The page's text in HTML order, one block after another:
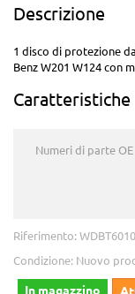
Descrizione
1 disco di protezione
Benz W201 W124 con
Caratteristiche
Numeri di parte OE
Riferimento:
Condizione: Nuovo
In magazzino